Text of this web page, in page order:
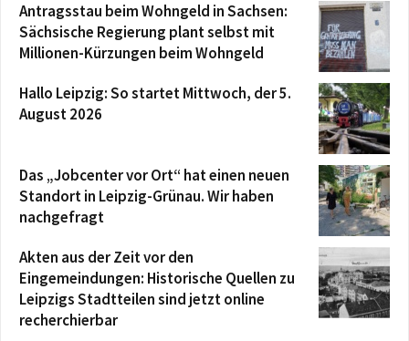
Antragsstau beim Wohngeld in Sachsen:
Sächsische Regierung plant selbst mit
Millionen-Kürzungen beim Wohngeld
Hallo Leipzig: So startet Mittwoch, der 5.
August 2026
Das „Jobcenter vor Ort“ hat einen neuen
Standort in Leipzig-Grünau. Wir haben
nachgefragt
Akten aus der Zeit vor den
Eingemeindungen: Historische Quellen zu
Leipzigs Stadtteilen sind jetzt online
recherchierbar